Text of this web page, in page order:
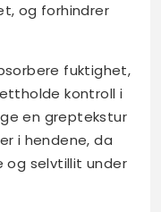
og forhindrer
fuktighet,
kontroll i
en greptekstur
i hendene, da
og selvtillit under